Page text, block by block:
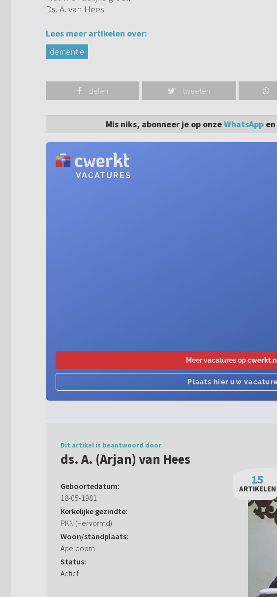
Ds. A. van Hees
Lees meer artikelen over:
dementie
delen tweeten
Mis niks, abonneer je op onzeWhatsAppen
Dit artikel is beantwoord door
ds. A. (Arjan) van Hees
Geboortedatum:
18-05-1981
Kerkelijke gezindte:
PKN (Hervormd)
Woon/standplaats:
Apeldoorn
Status:
Actief
15
ARTIKELEN